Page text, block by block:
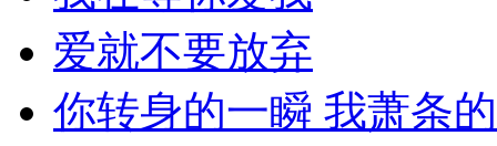
爱就不要放弃
你转身的一瞬 我萧条